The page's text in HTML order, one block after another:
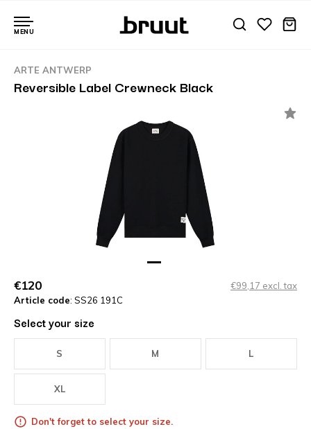
MENU
ARTE ANTWERP
Reversible Label Crewneck Black
€120
€99,17 excl. tax
Article code: SS26 191C
Select your size
S M L
XL
Don't forget to select your size.